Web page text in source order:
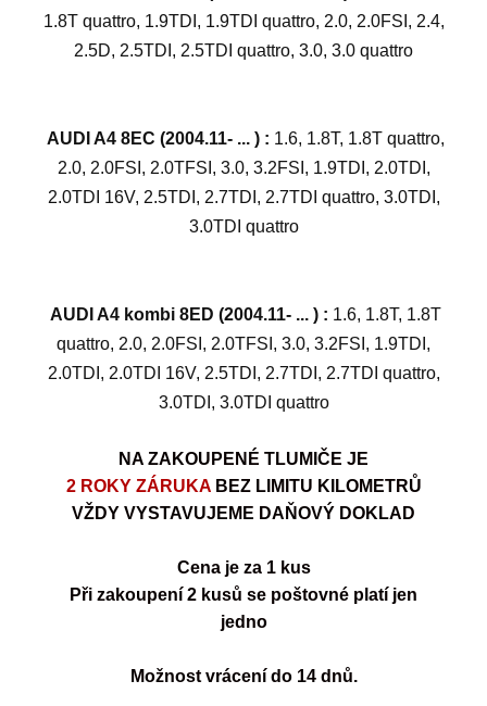
1.8T quattro, 1.9TDI, 1.9TDI quattro, 2.0, 2.0FSI, 2.4,
2.5D, 2.5TDI, 2.5TDI quattro, 3.0, 3.0 quattro
AUDI A4 8EC (2004.11- ... ) : 1.6, 1.8T, 1.8T quattro,
2.0, 2.0FSI, 2.0TFSI, 3.0, 3.2FSI, 1.9TDI, 2.0TDI,
2.0TDI 16V, 2.5TDI, 2.7TDI, 2.7TDI quattro, 3.0TDI,
3.0TDI quattro
AUDI A4 kombi 8ED (2004.11- ... ) : 1.6, 1.8T, 1.8T
quattro, 2.0, 2.0FSI, 2.0TFSI, 3.0, 3.2FSI, 1.9TDI,
2.0TDI, 2.0TDI 16V, 2.5TDI, 2.7TDI, 2.7TDI quattro,
3.0TDI, 3.0TDI quattro
NA ZAKOUPENÉ TLUMIČE JE
2 ROKY ZÁRUKA BEZ LIMITU KILOMETRŮ
VŽDY VYSTAVUJEME DAŇOVÝ DOKLAD
Cena je za 1 kus
Při zakoupení 2 kusů se poštovné platí jen
jedno
Možnost vrácení do 14 dnů.